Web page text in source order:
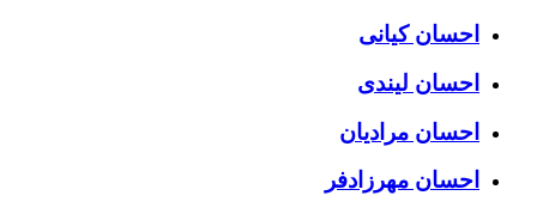
احسان کیانی
احسان لیندی
احسان مرادیان
احسان مهرزادفر